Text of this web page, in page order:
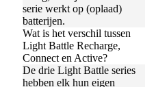
serie werkt op (oplaad)
batterijen.
Wat is het verschil tussen
Light Battle Recharge,
Connect en Active?
De drie Light Battle series
hebben elk hun eigen